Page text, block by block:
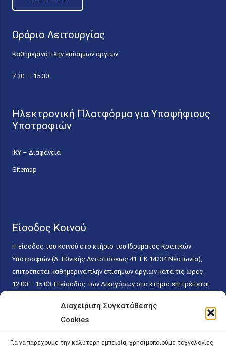
Διαχείριση Συγκατάθεσης
Cookies
Για να παρέχουμε την καλύτερη εμπειρία, χρησιμοποιούμε τεχνολογίες
Ωράριο Λειτουργίας
Καθημερινά πλην επίσημων αργιών
7.30 – 15.30
Ηλεκτρονική Πλατφόρμα για Υποψήφιους
Υποτροφιών
ΙΚΥ – Διαφάνεια
Sitemap
Είσοδος Κοινού
Η είσοδος του κοινού στο κτήριο του Ιδρύματος Κρατικών
Υποτροφιών (Λ. Εθνικής Αντιστάσεως 41 T.K.14234 Νέα Ιωνία),
επιτρέπεται καθημερινά πλην επίσημων αργιών κατά τις ώρες
12.00 – 15.00. Η είσοδος των Δικηγόρων στο κτήριο επιτρέπεται
κάθε εργάσιμη ημέρα και ώρα χωρίς κανέναν χρονικό ή άλλο
περιορισμό. Η είσοδος του κοινού ειδικά στο γραφείο του